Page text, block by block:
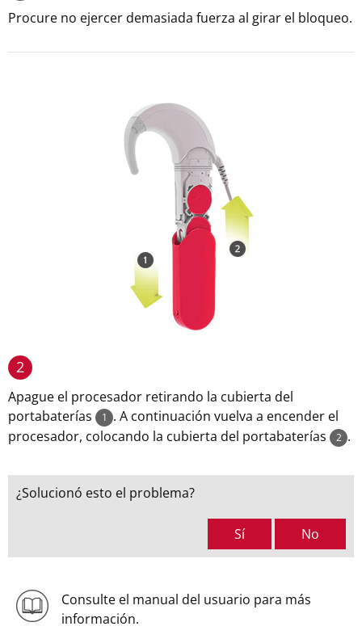
Procure no ejercer demasiada fuerza al girar el bloqueo.
2
Apague el procesador retirando la cubierta del
portabaterías
1 . A continuación vuelva a encender el
procesador, colocando la cubierta del portabaterías
2 .
¿Solucionó esto el problema?
Sí No
Consulte el manual del usuario para más
información.